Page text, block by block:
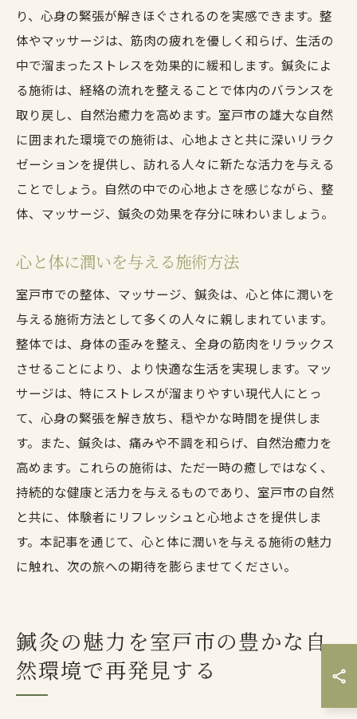
り、心身の緊張が解きほぐされるのを実感できます。整
体やマッサージは、筋肉の疲れを優しく和らげ、生活の
中で溜まったストレスを効果的に緩和します。鍼灸によ
る施術は、経絡の流れを整えることで体内のバランスを
取り戻し、自然治癒力を高めます。室戸市の雄大な自然
に囲まれた環境での施術は、心地よさと共に深いリラク
ゼーションを提供し、訪れる人々に新たな活力を与える
ことでしょう。自然の中での心地よさを感じながら、整
体、マッサージ、鍼灸の効果を存分に味わいましょう。
心と体に潤いを与える施術方法
室戸市での整体、マッサージ、鍼灸は、心と体に潤いを
与える施術方法として多くの人々に親しまれています。
整体では、身体の歪みを整え、全身の筋肉をリラックス
させることにより、より快適な生活を実現します。マッ
サージは、特にストレスが溜まりやすい現代人にとっ
て、心身の緊張を解き放ち、穏やかな時間を提供しま
す。また、鍼灸は、痛みや不調を和らげ、自然治癒力を
高めます。これらの施術は、ただ一時の癒しではなく、
持続的な健康と活力を与えるものであり、室戸市の自然
と共に、体験者にリフレッシュと心地よさを提供しま
す。本記事を通じて、心と体に潤いを与える施術の魅力
に触れ、次の旅への期待を膨らませてください。
鍼灸の魅力を室戸市の豊かな自
然環境で再発見する